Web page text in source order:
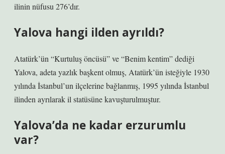
ilinin nüfusu 276’dır.
Yalova hangi ilden ayrıldı?
Atatürk’ün “Kurtuluş öncüsü” ve “Benim kentim” dediği
Yalova, adeta yazlık başkent olmuş, Atatürk’ün isteğiyle 1930
yılında İstanbul’un ilçelerine bağlanmış, 1995 yılında İstanbul
ilinden ayrılarak il statüsüne kavuşturulmuştur.
Yalova’da ne kadar erzurumlu
var?